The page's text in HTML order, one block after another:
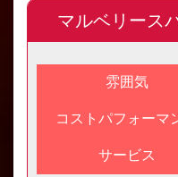
マルベリース
雰囲気
コストパフォーマ
サービス